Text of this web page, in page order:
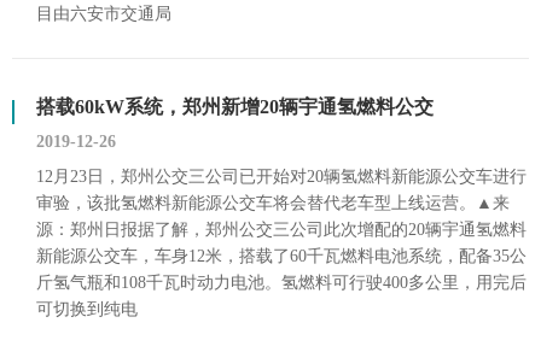
目由六安市交通局
搭载60kW系统，郑州新增20辆宇通氢燃料公交
2019-12-26
12月23日，郑州公交三公司已开始对20辆氢燃料新能源公交车进行
审验，该批氢燃料新能源公交车将会替代老车型上线运营。▲来
源：郑州日报据了解，郑州公交三公司此次增配的20辆宇通氢燃料
新能源公交车，车身12米，搭载了60千瓦燃料电池系统，配备35公
斤氢气瓶和108千瓦时动力电池。氢燃料可行驶400多公里，用完后
可切换到纯电